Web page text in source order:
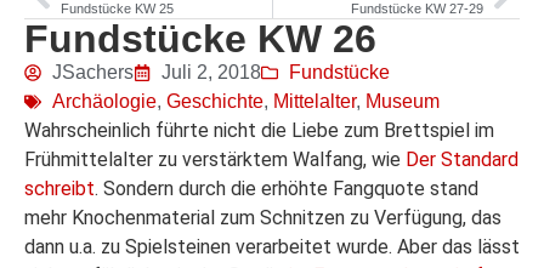
Fundstücke KW 25 Fundstücke KW 27-29
Fundstücke KW 26
JSachers Juli 2, 2018
Fundstücke
Archäologie, Geschichte, Mittelalter, Museum
Wahrscheinlich führte nicht die Liebe zum Brettspiel im
Frühmittelalter zu verstärktem Walfang, wie Der Standard
schreibt. Sondern durch die erhöhte Fangquote stand
mehr Knochenmaterial zum Schnitzen zu Verfügung, das
dann u.a. zu Spielsteinen verarbeitet wurde. Aber das lässt